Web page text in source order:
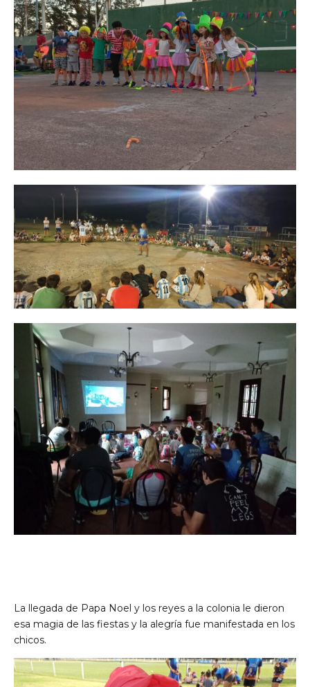
La llegada de Papa Noel y los reyes a la colonia le dieron
esa magia de las fiestas y la alegría fue manifestada en los
chicos.